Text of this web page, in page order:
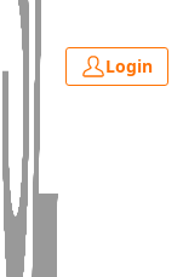
Login